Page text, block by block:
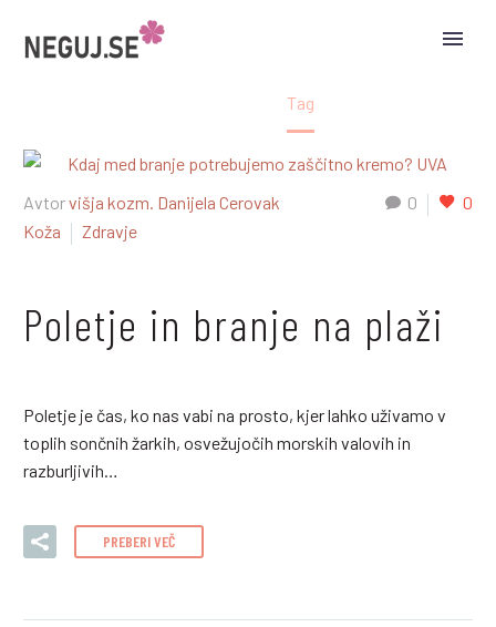
zaščita kože
Tag
0 0
Avtorvišja kozm. Danijela Cerovak
Koža
Zdravje
Poletje in branje na plaži
Poletje je čas, ko nas vabi na prosto, kjer lahko uživamo v
toplih sončnih žarkih, osvežujočih morskih valovih in
razburljivih…
PREBERI VEČ